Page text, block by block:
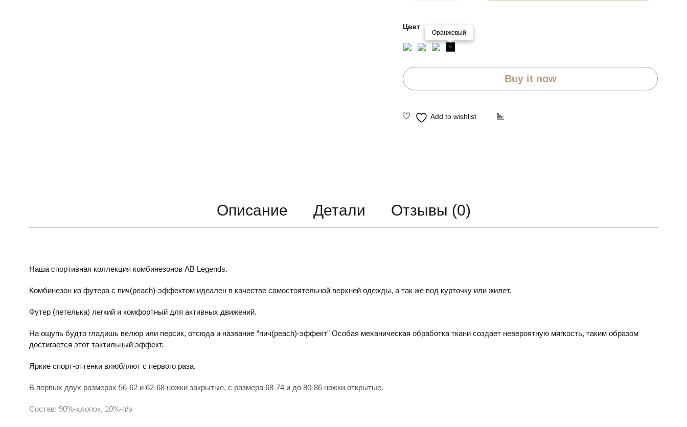
Цвет
Оранжевый
Buy it now
Описание Детали Отзывы (0)
Наша спортивная коллекция комбинезонов AB Legends.
Комбинезон из футера с пич(peach)-эффектом идеален в качестве самостоятельной верхней одежды, а так же под курточку или жилет.
Футер (петелька) легкий и комфортный для активных движений.
На ощупь будто гладишь велюр или персик, отсюда и название “пич(peach)-эффект” Особая механическая обработка ткани создает невероятную мягкость, таким образом
достигается этот тактильный эффект.
Яркие спорт-оттенки влюбляют с первого раза.
В первых двух размерах 56-62 и 62-68 ножки закрытые, с размера 68-74 и до 80-86 ножки открытые.
Состав: 90%-хлопок, 10%-п/э